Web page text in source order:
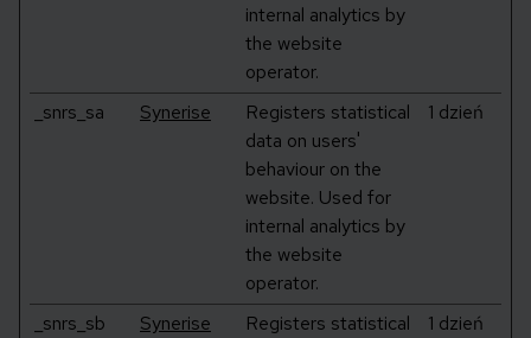
internal analytics by
the website
operator.
_snrs_sa Synerise
Registers statistical
data on users'
behaviour on the
website. Used for
internal analytics by
the website
operator.
1 dzień
_snrs_sb Synerise
Registers statistical
1 dzień